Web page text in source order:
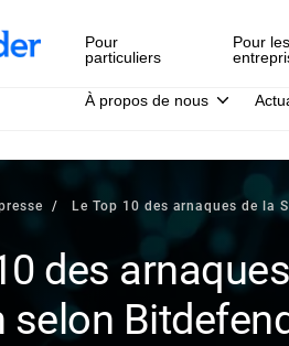
Pour
particuliers
Pour
À propos de nous
Le Top 10 des arnaques de la
des
selon